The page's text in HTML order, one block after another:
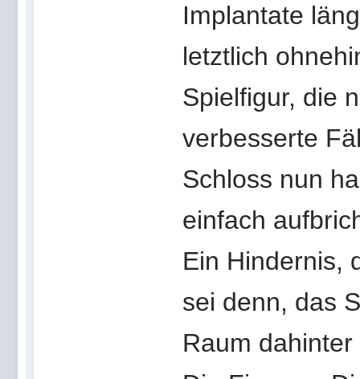
Implantate
letztlich
Spielfigur, die
verbesserte
Schloss nun
einfach
Ein Hindernis,
sei denn, das
Raum